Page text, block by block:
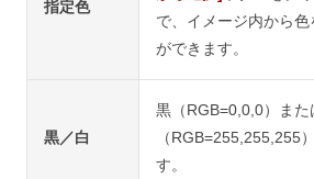
指定色
で、イメージ内から色
ができます。
黒／白
黒（RGB=0,0,0）また
（RGB=255,255,255
す。